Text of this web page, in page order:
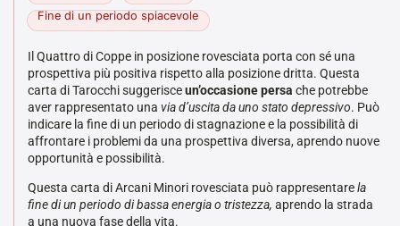
Fine di un periodo spiacevole
Il Quattro di Coppe in posizione rovesciata porta con sé una
prospettiva più positiva rispetto alla posizione dritta. Questa
carta di Tarocchi suggerisceun’occasione persa che potrebbe
aver rappresentato una via d’uscita da uno stato depressivo. Può
indicare la fine di un periodo di stagnazione e la possibilità di
affrontare i problemi da una prospettiva diversa, aprendo nuove
opportunità e possibilità.
Questa carta di Arcani Minori rovesciata può rappresentarela
fine di un periodo di bassa energia o tristezza, aprendo la strada
a una nuova fase della vita.